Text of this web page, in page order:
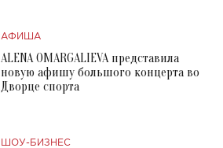
АФИША
ALENA OMARGALIEVA представила
новую афишу большого концерта во
Дворце спорта
ШОУ-БИЗНЕС